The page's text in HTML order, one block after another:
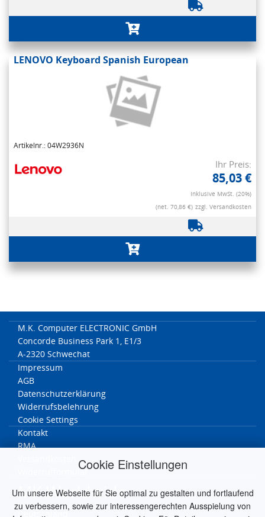
Cookie Einstellungen
Um unsere Webseite für Sie optimal zu gestalten und fortlaufend
zu verbessern, sowie zur interessengerechten Ausspielung von
LENOVO Keyboard Spanish European
Artikelnr.: 04W2936N
Ihr Preis:
85,03 €
Inklusive MwSt. (20%)
(net. 70,86 €) zzgl. Versandkosten
M.K. Computer ELECTRONIC GmbH
Concorde Business Park 1, E1/3
A-2320 Schwechat
Impressum
AGB
Datenschutzerklärung
Widerrufsbelehrung
Cookie Settings
Kontakt
RMA
Widerrufformular
MK Worldwide
Deutschland